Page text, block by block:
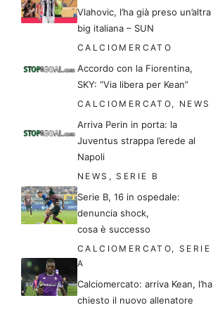
Vlahovic, l’ha già preso un’altra
big italiana – SUN
CALCIOMERCATO
Accordo con la Fiorentina,
SKY: “Via libera per Kean”
CALCIOMERCATO, NEWS
Arriva Perin in porta: la
Juventus strappa l’erede al
Napoli
NEWS ,SERIE B
Serie B, 16 in ospedale:
denuncia shock,
cosa è successo
CALCIOMERCATO,SERIE
A
Calciomercato: arriva Kean, l’ha
chiesto il nuovo allenatore